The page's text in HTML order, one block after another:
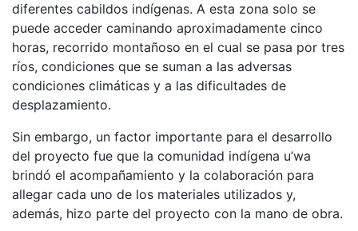
diferentes cabildos indígenas. A esta zona solo se
puede acceder caminando aproximadamente cinco
horas, recorrido montañoso en el cual se pasa por tres
ríos, condiciones que se suman a las adversas
condiciones climáticas y a las dificultades de
desplazamiento.
Sin embargo, un factor importante para el desarrollo
del proyecto fue que la comunidad indígena u’wa
brindó el acompañamiento y la colaboración para
allegar cada uno de los materiales utilizados y,
además, hizo parte del proyecto con la mano de obra.